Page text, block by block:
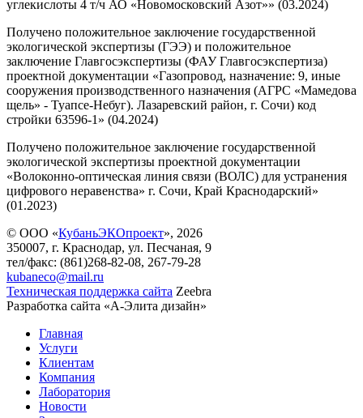
углекислоты 4 т/ч АО «Новомосковский Азот»» (03.2024)
Получено положительное заключение государственной
экологической экспертизы (ГЭЭ) и положительное
заключение Главгосэкспертизы (ФАУ Главгосэкспертиза)
проектной документации «Газопровод, назначение: 9, иные
сооружения производственного назначения (АГРС «Мамедова
щель» - Туапсе-Небуг). Лазаревский район, г. Сочи) код
стройки 63596-1» (04.2024)
Получено положительное заключение государственной
экологической экспертизы проектной документации
«Волоконно-оптическая линия связи (ВОЛС) для устранения
цифрового неравенства» г. Сочи, Край Краснодарский»
(01.2023)
© ООО «КубаньЭКОпроект», 2026
350007, г. Краснодар, ул. Песчаная, 9
тел/факс: (861)268-82-08, 267-79-28
kubaneco@mail.ru
Техническая поддержка сайта Zeebra
Разработка сайта «А-Элита дизайн»
Главная
Услуги
Клиентам
Компания
Лаборатория
Новости